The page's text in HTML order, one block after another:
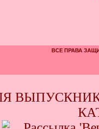
ВСЕ ПРАВА